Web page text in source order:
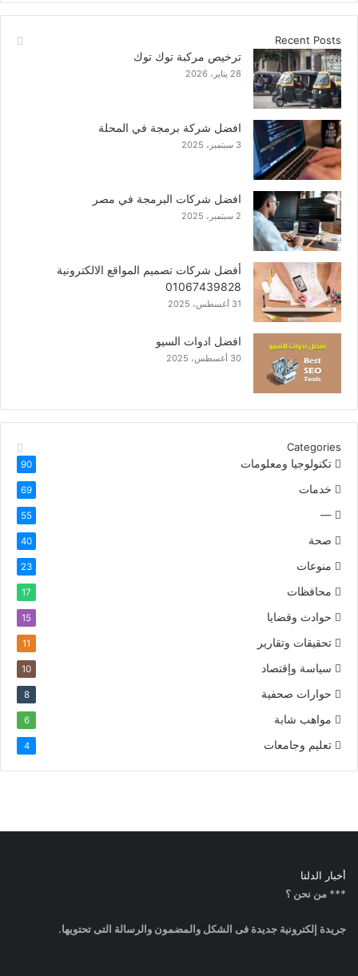
الإلكتروني
Recent Posts
28 يناير، 2026
3 سبتمبر، 2025
2 سبتمبر، 2025
01067439828
31 أغسطس، 2025
30 أغسطس، 2025
Categories
تكنولوجيا ومعلومات
90
خدمات 69
—
55
صحة 40
منوعات 23
محافظات 17
حوادث وقضايا 15
تحقيقات وتقارير 11
سياسة وإقتصاد 10
حوارات صحفية 8
مواهب شابة 6
أخبار الدلتا